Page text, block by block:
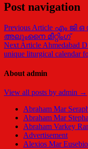
Post navigation
Previous Article എം ജി
അലുംനൈ മീറ്റിംഗ്‌
Next Article Ahmedabad
unique liturgical calendar
About admin
View all posts by admin →
Abraham Mar
Abraham Mar
Abraham Varkey
Advertisement
Alexios Mar